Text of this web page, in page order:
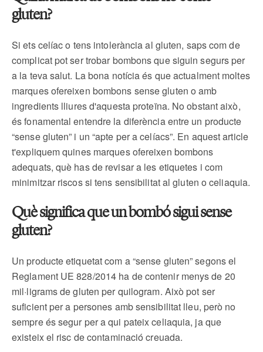
gluten?
Si ets celíac o tens intolerància al gluten, saps com de
complicat pot ser trobar bombons que siguin segurs per
a la teva salut. La bona notícia és que actualment moltes
marques ofereixen bombons sense gluten o amb
ingredients lliures d'aquesta proteïna. No obstant això,
és fonamental entendre la diferència entre un producte
“sense gluten” i un “apte per a celíacs”. En aquest article
t'expliquem quines marques ofereixen bombons
adequats, què has de revisar a les etiquetes i com
minimitzar riscos si tens sensibilitat al gluten o celiaquia.
Què significa que un bombó sigui sense
gluten?
Un producte etiquetat com a “sense gluten” segons el
Reglament UE 828/2014 ha de contenir menys de 20
mil·ligrams de gluten per quilogram. Això pot ser
suficient per a persones amb sensibilitat lleu, però no
sempre és segur per a qui pateix celiaquia, ja que
existeix el risc de contaminació creuada.